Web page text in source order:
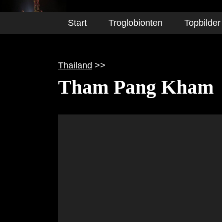
Start Troglobionten Topbilder
Thailand >>
Tham Pang Kham